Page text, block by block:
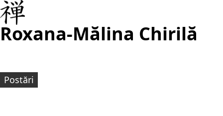
Roxana-Mălina Chirilă
Postări